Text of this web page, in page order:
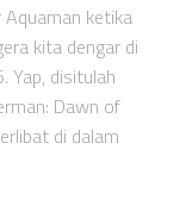
ketika
kita dengar di
Yap, disitulah
Dawn of
di dalam